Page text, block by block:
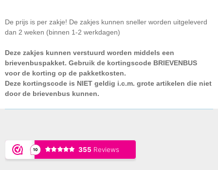
De prijs is per zakje! De zakjes kunnen sneller worden uitgeleverd
dan 2 weken (binnen 1-2 werkdagen)
Deze zakjes kunnen verstuurd worden middels een
brievenbuspakket. Gebruik de kortingscode BRIEVENBUS
voor de korting op de pakketkosten.
Deze kortingscode is NIET geldig i.c.m. grote artikelen die niet
door de brievenbus kunnen.